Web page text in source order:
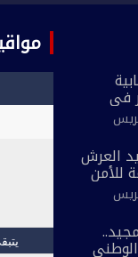
في
على
ضيق”
الذكرى 27 لعيد العرش
للأمن
بفاس